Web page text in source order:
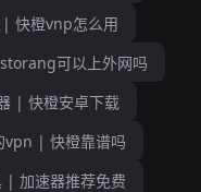
快橙vnp怎么用
可以上外网吗
| 快橙安卓下载
vpn | 快橙靠谱吗
| 加速器推荐免费